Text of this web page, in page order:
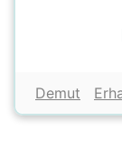
Demut